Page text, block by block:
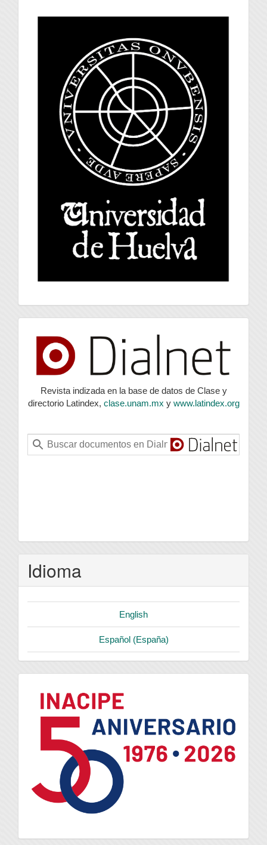
universidad
index
Revista indizada en la base de datos de Clase y
directorio Latindex, clase.unam.mx y www.latindex.org
Idioma
English
Español (España)
logo